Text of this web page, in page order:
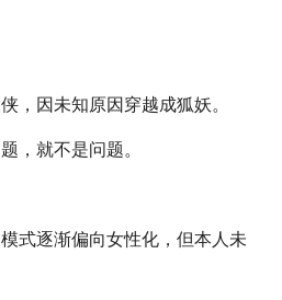
，因未知原因穿越成狐妖。
，就不是问题。
式逐渐偏向女性化，但本人未